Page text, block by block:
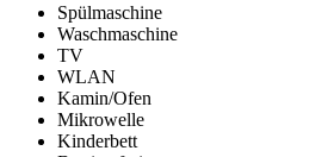
Spülmaschine
Waschmaschine
TV
WLAN
Kamin/Ofen
Mikrowelle
Kinderbett